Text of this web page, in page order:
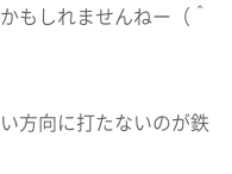
もしれませんねー（＾
方向に打たないのが鉄